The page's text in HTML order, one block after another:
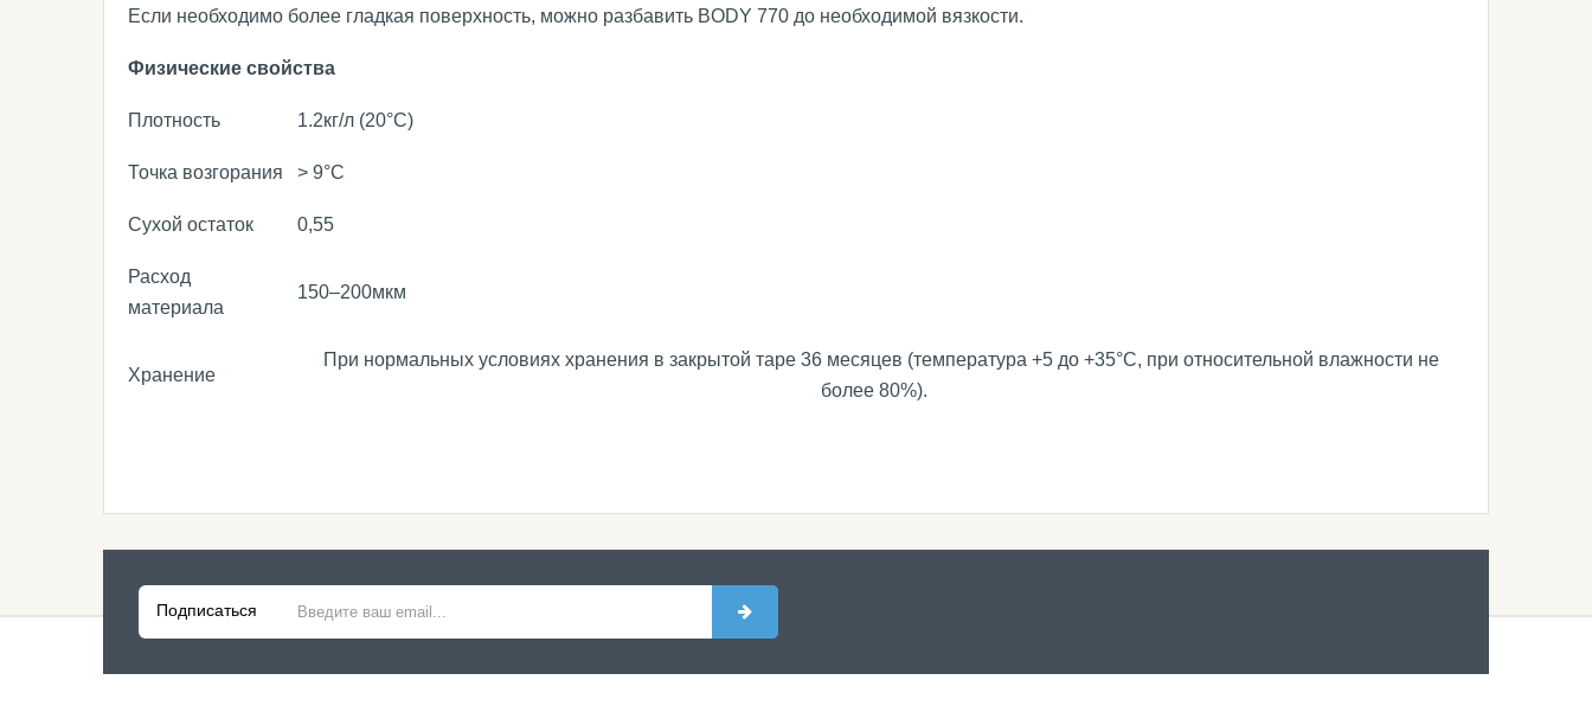
Если необходимо более гладкая поверхность, можно разбавить BODY 770 до необходимой вязкости.
Физические свойства
Плотность 1.2кг/л (20°C)
Точка возгорания > 9°C
Сухой остаток 0,55
Расход
материала
150–200мкм
Хранение
При нормальных условиях хранения в закрытой таре 36 месяцев (температура +5 до +35°C, при относительной влажности не
более 80%).
Подписаться